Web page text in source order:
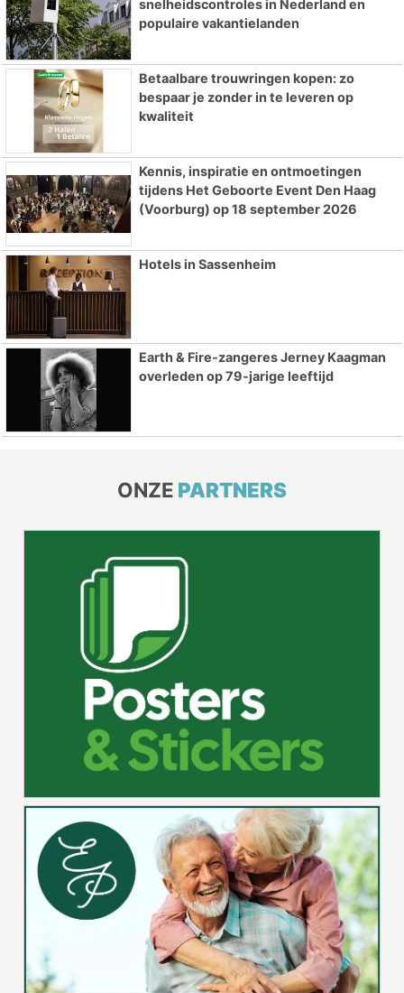
snelheidscontroles in Nederland en
populaire vakantielanden
Betaalbare trouwringen kopen: zo
bespaar je zonder in te leveren op
kwaliteit
Kennis, inspiratie en ontmoetingen
tijdens Het Geboorte Event Den Haag
(Voorburg) op 18 september 2026
Hotels in Sassenheim
Earth & Fire-zangeres Jerney Kaagman
overleden op 79-jarige leeftijd
ONZE PARTNERS